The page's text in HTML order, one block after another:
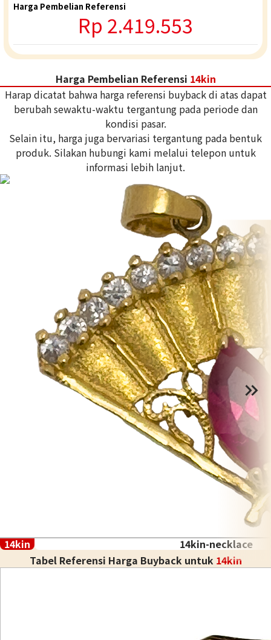
Harga Pembelian Referensi
Rp 2.419.553
Harga Pembelian Referensi 14kin
Harap dicatat bahwa harga referensi buyback di atas dapat
berubah sewaktu-waktu tergantung pada periode dan
kondisi pasar.
Selain itu, harga juga bervariasi tergantung pada bentuk
produk. Silakan hubungi kami melalui telepon untuk
informasi lebih lanjut.
14kin
14kin-necklace
Tabel Referensi Harga Buyback untuk 14kin